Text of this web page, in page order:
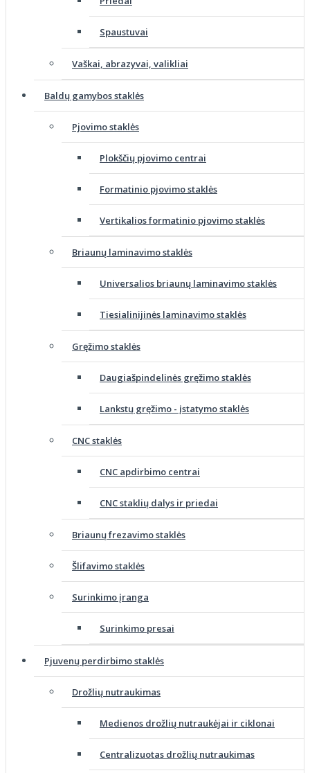
Spaustuvai
Vaškai, abrazyvai, valikliai
Baldų gamybos staklės
Pjovimo staklės
Plokščių pjovimo centrai
Formatinio pjovimo staklės
Vertikalios formatinio pjovimo staklės
Briaunų laminavimo staklės
Universalios briaunų laminavimo staklės
Tiesialinijinės laminavimo staklės
Gręžimo staklės
Daugiašpindelinės gręžimo staklės
Lankstų gręžimo - įstatymo staklės
CNC staklės
CNC apdirbimo centrai
CNC staklių dalys ir priedai
Briaunų frezavimo staklės
Šlifavimo staklės
Surinkimo įranga
Surinkimo presai
Pjuvenų perdirbimo staklės
Drožlių nutraukimas
Medienos drožlių nutraukėjai ir ciklonai
Centralizuotas drožlių nutraukimas